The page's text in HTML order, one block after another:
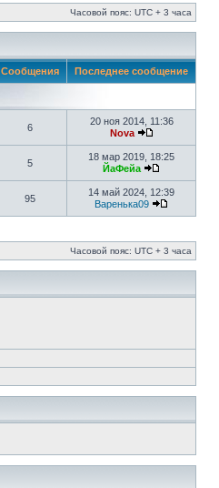
Часовой пояс: UTC + 3 часа
Сообщения Последнее сообщение
6
20 ноя 2014, 11:36
Nova
5
18 мар 2019, 18:25
ЙаФейа
95
14 май 2024, 12:39
Варенька09
Часовой пояс: UTC + 3 часа